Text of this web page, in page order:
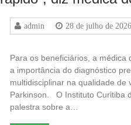
admin 28 de julho de 2026
Para os beneficiários, a médica
a importância do diagnóstico
multidisciplinar na qualidade de
Parkinson. O Instituto Curitiba
palestra sobre a…